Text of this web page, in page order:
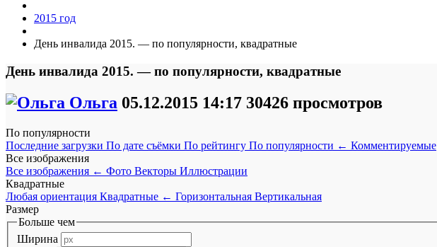
2015 год
День инвалида 2015. — по популярности, квадратные
День инвалида 2015. — по популярности, квадратные
Ольга 05.12.2015 14:17 30426 просмотров
По популярности
Последние загрузки По дате съёмки По рейтингу По популярности ← Комментируемые
Все изображения
Все изображения ← Фото Векторы Иллюстрации
Квадратные
Любая ориентация Квадратные ← Горизонтальная Вертикальная
Размер
Больше чем
Ширина